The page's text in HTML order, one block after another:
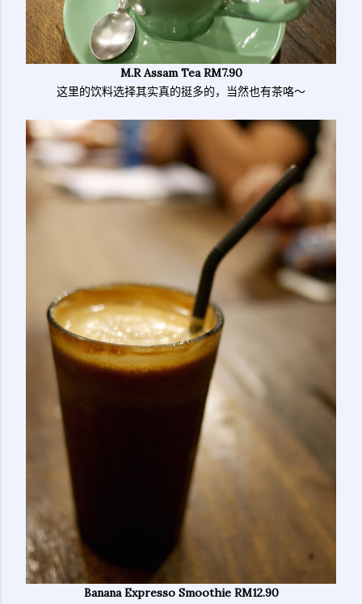
M.R Assam Tea RM7.90
这里的饮料选择其实真的挺多的，当然也有茶咯～
Banana Expresso Smoothie RM12.90